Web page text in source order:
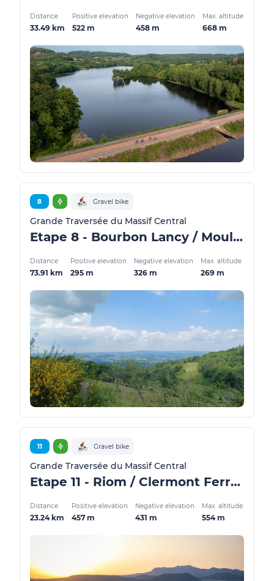
Distance
33.49 km
Positive elevation
522 m
Negative elevation
458 m
Max. altitude
668 m
8 Gravel bike
Grande Traversée du Massif Central
Etape 8 - Bourbon Lancy / Moulins - GMTC Gravel
Distance
73.91 km
Positive elevation
295 m
Negative elevation
326 m
Max. altitude
269 m
11 Gravel bike
Grande Traversée du Massif Central
Etape 11 - Riom / Clermont Ferrand - GMTC Gravel
Distance
23.24 km
Positive elevation
457 m
Negative elevation
431 m
Max. altitude
554 m